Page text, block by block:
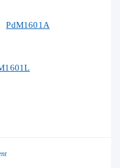
PdM1601A